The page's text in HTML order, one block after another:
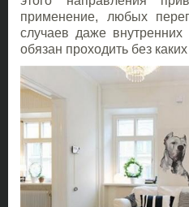
применение, любых
случаев даже
обязан проходить без